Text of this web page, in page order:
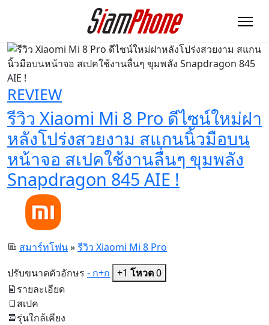
REVIEW
รีวิว Xiaomi Mi 8 Pro ดีไซน์ใหม่ฝา
หลังโปร่งสวยงาม สแกนนิ้วมือบน
หน้าจอ สเปคใช้งานลื่นๆ ขุมพลัง
Snapdragon 845 AIE !
สมาร์ทโฟน»รีวิว Xiaomi Mi 8 Pro
ปรับขนาดตัวอักษร - ก+ก +1 โหวต0
รายละเอียด
สเปค
รุ่นใกล้เคียง